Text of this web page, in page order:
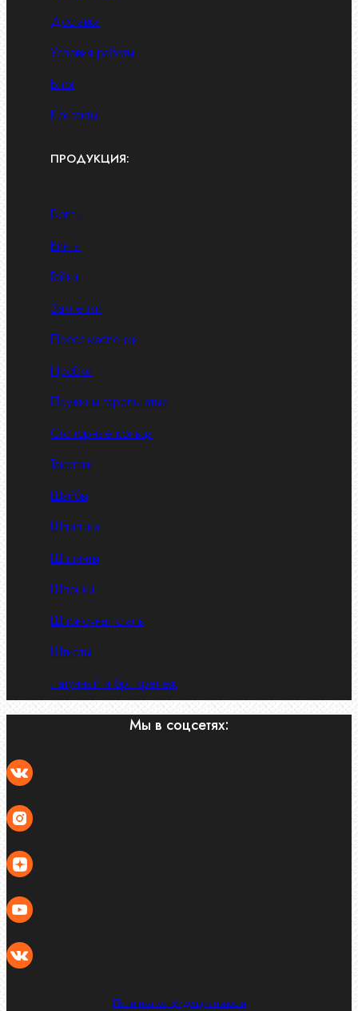
Доставка
Условия работы
Блог
Контакты
ПРОДУКЦИЯ:
Болты
Винты
Гайки
Заклепки
Пресс-масленки
Пробки
Пружины тарельчатые
Стопорные кольца
Такелаж
Шайбы
Шпильки
Шплинты
Шпонки
Шпоночная сталь
Штифты
Латунный и бр. крепеж
Мы в соцсетях:
Политика конфиденциальности